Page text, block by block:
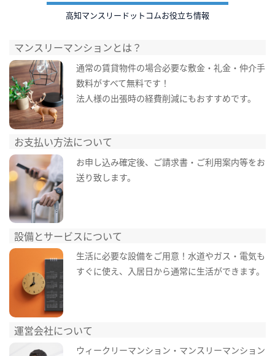
高知マンスリードットコムお役立ち情報
マンスリーマンションとは？
通常の賃貸物件の場合必要な敷金・礼金・仲介手
数料がすべて無料です！
法人様の出張時の経費削減にもおすすめです。
お支払い方法について
お申し込み確定後、ご請求書・ご利用案内等をお
送り致します。
設備とサービスについて
生活に必要な設備をご用意！水道やガス・電気も
すぐに使え、入居日から通常に生活ができます。
運営会社について
ウィークリーマンション・マンスリーマンション